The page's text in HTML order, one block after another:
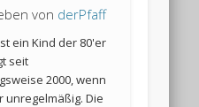
von derPfaff
ein Kind der 80'er
seit
2000, wenn
unregelmäßig. Die